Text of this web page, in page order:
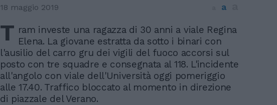
18 maggio 2019 a
T ram investe una ragazza di 30 anni a viale Regina
Elena. La giovane estratta da sotto i binari con
l'ausilio del carro gru dei vigili del fuoco accorsi sul
posto con tre squadre e consegnata al 118. L'incidente
all'angolo con viale dell'Università oggi pomeriggio
alle 17.40. Traffico bloccato al momento in direzione
di piazzale del Verano.